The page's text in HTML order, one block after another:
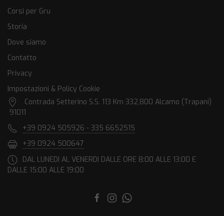
Corsi per Gru
Storia
Dove siamo
Contatto
Privacy
Impostazioni & Policy Cookie
Contrada Setterino S.S. 113 Km 332,800 Alcamo (Trapani)
91011
+39 0924 505926 - 335 6652515
+39 0924 500647
DAL LUNEDI AL VENERDI DALLE ORE 8:00 ALLE 13:00 E
DALLE 15:00 ALLE 19:00